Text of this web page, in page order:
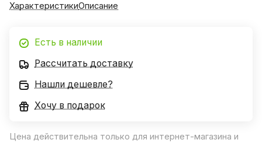
ХарактеристикиОписание
Есть в наличии
Рассчитать доставку
Нашли дешевле?
Хочу в подарок
Цена действительна только для интернет-магазина и